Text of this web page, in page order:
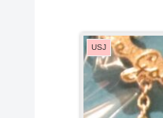
USJ